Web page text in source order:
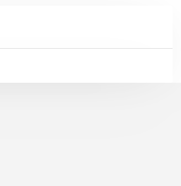
5-st tähest hinnanud 0 klienti